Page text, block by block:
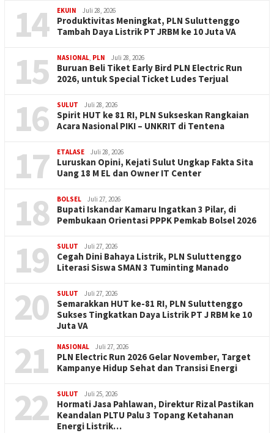
14 EKUIN Juli 28, 2026
Produktivitas Meningkat, PLN Suluttenggo
Tambah Daya Listrik PT JRBM ke 10 Juta VA
15 NASIONAL, PLN Juli 28, 2026
Buruan Beli Tiket Early Bird PLN Electric Run
2026, untuk Special Ticket Ludes Terjual
16 SULUT Juli 28, 2026
Spirit HUT ke 81 RI, PLN Sukseskan Rangkaian
Acara Nasional PIKI – UNKRIT di Tentena
17 ETALASE Juli 28, 2026
Luruskan Opini, Kejati Sulut Ungkap Fakta Sita
Uang 18 M EL dan Owner IT Center
18 BOLSEL Juli 27, 2026
Bupati Iskandar Kamaru Ingatkan 3 Pilar, di
Pembukaan Orientasi PPPK Pemkab Bolsel 2026
19 SULUT Juli 27, 2026
Cegah Dini Bahaya Listrik, PLN Suluttenggo
Literasi Siswa SMAN 3 Tuminting Manado
20 SULUT Juli 27, 2026
Semarakkan HUT ke-81 RI, PLN Suluttenggo
Sukses Tingkatkan Daya Listrik PT J RBM ke 10
Juta VA
21 NASIONAL Juli 27, 2026
PLN Electric Run 2026 Gelar November, Target
Kampanye Hidup Sehat dan Transisi Energi
22 SULUT Juli 25, 2026
Hormati Jasa Pahlawan, Direktur Rizal Pastikan
Keandalan PLTU Palu 3 Topang Ketahanan
Energi Listrik…